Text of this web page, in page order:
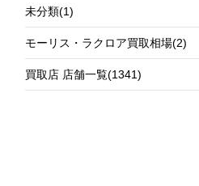
未分類(1)
モーリス・ラクロア買取相場(2)
買取店 店舗一覧(1341)